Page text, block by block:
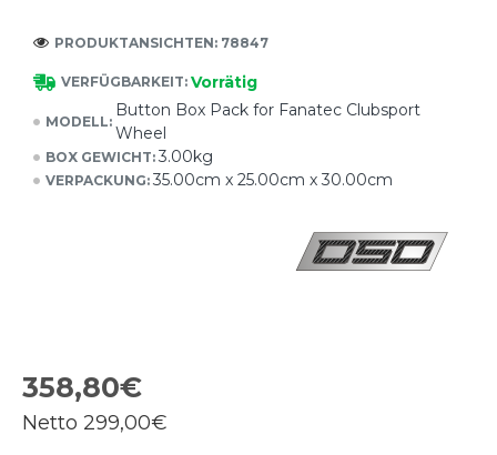
VERFÜGBARKEIT: Vorrätig
MODELL:
Button Box Pack for Fanatec Clubsport
Wheel
BOX GEWICHT: 3.00kg
VERPACKUNG: 35.00cm x 25.00cm x 30.00cm
PRODUKTANSICHTEN: 78847
358,80€
Netto 299,00€